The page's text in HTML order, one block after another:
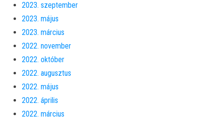
2023. szeptember
2023. május
2023. március
2022. november
2022. október
2022. augusztus
2022. május
2022. április
2022. március